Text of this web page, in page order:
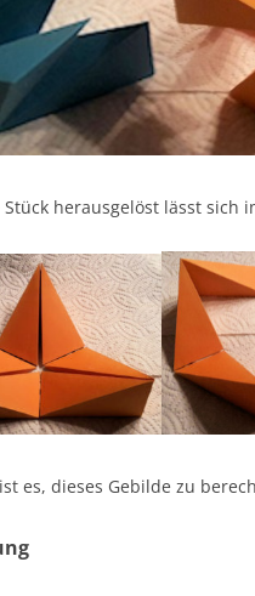
Stück herausgelöst lässt sich
es, dieses Gebilde zu